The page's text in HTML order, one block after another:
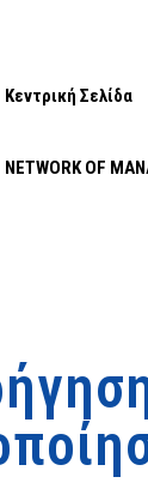
Κεντρική Σελίδα
NETWORK OF